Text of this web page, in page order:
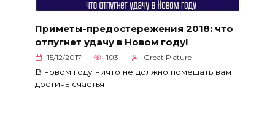
Приметы-предостережения 2018: что
отпугнет удачу в Новом году!
15/12/2017 103 Great Picture
В новом году ничто не должно помешать вам
достичь счастья